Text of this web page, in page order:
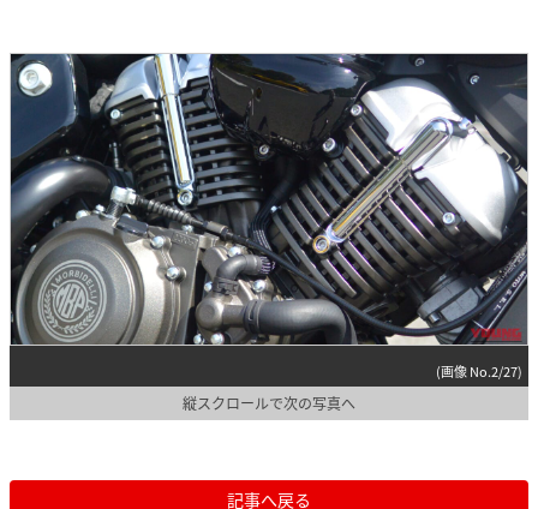
(画像 No.2/27)
縦スクロールで次の写真へ
記事へ戻る